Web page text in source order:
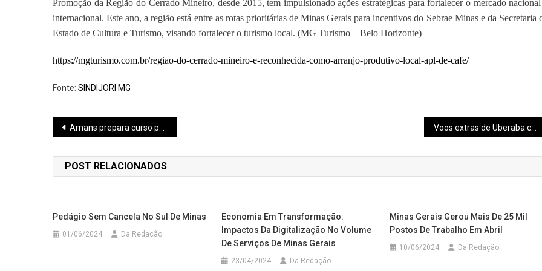
Promoção da Região do Cerrado Mineiro, desde 2015, tem impulsionado ações estratégicas para fortalecer o mercado
internacional. Este ano, a região está entre as rotas prioritárias de Minas Gerais para incentivos do Sebrae Minas e da Secretaria
Estado de Cultura e Turismo, visando fortalecer o turismo local. (MG Turismo – Belo Horizonte)
https://mgturismo.com.br/regiao-do-cerrado-mineiro-e-reconhecida-como-arranjo-produtivo-local-apl-de-cafe/
Fonte: SINDIJORI MG
Navegação
de
Post
Amans prepara curso para o fim de mandato Voos extras de Uberaba crescem 85%
POST RELACIONADOS
Pedágio Sem Cancela No Sul De Minas
01/06/2024 Da Redação
Economia Em Transformação:
Impactos Da Digitalização No Volume
De Serviços De Minas Gerais
23/04/2024 Da Redação
Minas Gerais Gerou Mais De 25 Mil
Postos De Trabalho Em Abril
10/06/2024 Da Redação